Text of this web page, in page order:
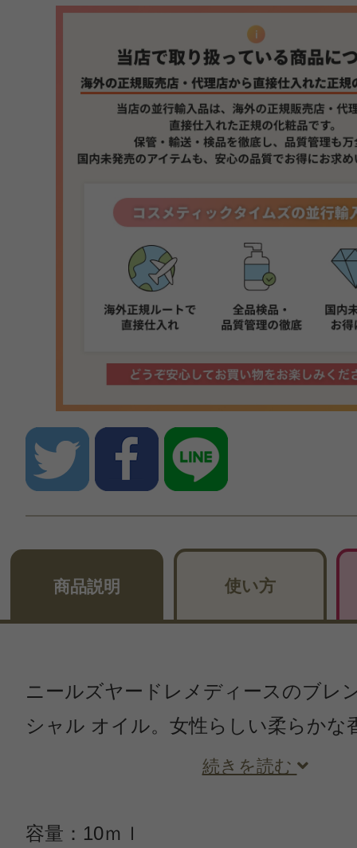
商品説明 使い方
ニールズヤードレメディースのブレ
シャル オイル。女性らしい柔らかな
続きを読む
容量：10ｍｌ